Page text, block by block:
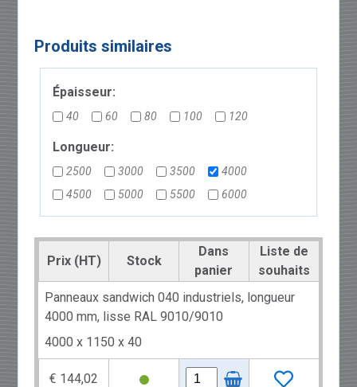
Produits similaires
Épaisseur:
40 60 80 100 120
Longueur:
2500 3000 3500
4000
4500
5000 5500 6000
Prix (HT) Stock
Dans
panier
Liste de
souhaits
Panneaux sandwich 040 industriels, longueur
4000 mm, lisse RAL 9010/9010
4000 x 1150 x 40
€ 144,02